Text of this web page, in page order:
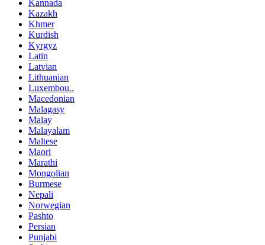
Kannada
Kazakh
Khmer
Kurdish
Kyrgyz
Latin
Latvian
Lithuanian
Luxembou..
Macedonian
Malagasy
Malay
Malayalam
Maltese
Maori
Marathi
Mongolian
Burmese
Nepali
Norwegian
Pashto
Persian
Punjabi